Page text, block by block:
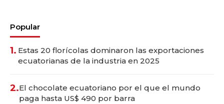
Popular
1. Estas 20 florícolas dominaron las exportaciones
ecuatorianas de la industria en 2025
2.El chocolate ecuatoriano por el que el mundo
paga hasta US$ 490 por barra